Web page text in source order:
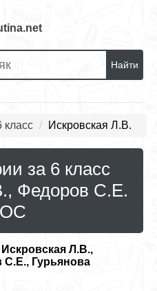
Найти
класс Искровская Л.В.
за 6 класс
Федоров С.Е.
Искровская Л.В.,
Гурьянова